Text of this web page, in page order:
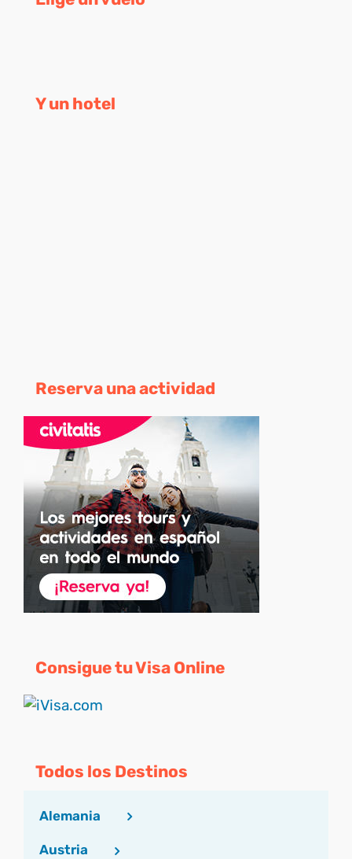
Y un hotel
Reserva una actividad
Consigue tu Visa Online
Todos los Destinos
Alemania
Austria